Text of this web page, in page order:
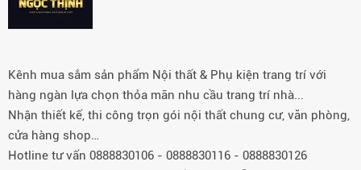
Kênh mua sắm sản phẩm Nội thất & Phụ kiện trang trí với
hàng ngàn lựa chọn thỏa mãn nhu cầu trang trí nhà...
Nhận thiết kế, thi công trọn gói nội thất chung cư, văn phòng,
cửa hàng shop…
Hotline tư vấn 0888830106 - 0888830116 - 0888830126